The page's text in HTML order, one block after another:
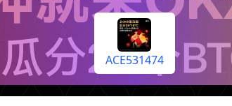
ACE531474